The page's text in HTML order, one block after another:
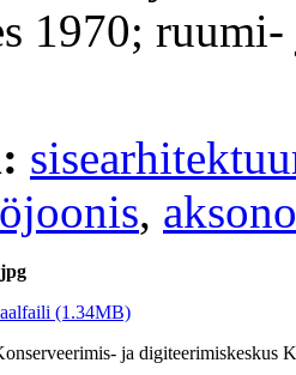
1970;
,
(1.34MB)
ja digiteerimiskeskus